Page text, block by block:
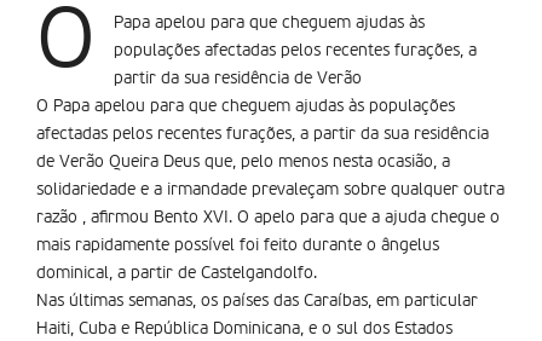
O
Papa apelou para que cheguem ajudas às
populações afectadas pelos recentes furações, a
partir da sua residência de Verão
O Papa apelou para que cheguem ajudas às populações
afectadas pelos recentes furações, a partir da sua residência
de Verão Queira Deus que, pelo menos nesta ocasião, a
solidariedade e a irmandade prevaleçam sobre qualquer outra
razão , afirmou Bento XVI. O apelo para que a ajuda chegue o
mais rapidamente possível foi feito durante o ângelus
dominical, a partir de Castelgandolfo.
Nas últimas semanas, os países das Caraíbas, em particular
Haiti, Cuba e República Dominicana, e o sul dos Estados